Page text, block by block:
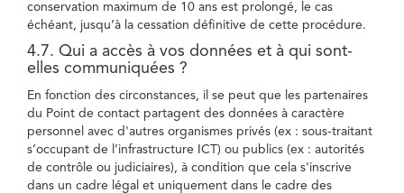
conservation maximum de 10 ans est prolongé, le cas
échéant, jusqu’à la cessation définitive de cette procédure.
4.7. Qui a accès à vos données et à qui sont-
elles communiquées ?
En fonction des circonstances, il se peut que les partenaires
du Point de contact partagent des données à caractère
personnel avec d'autres organismes privés (ex : sous-traitant
s’occupant de l’infrastructure ICT) ou publics (ex : autorités
de contrôle ou judiciaires), à condition que cela s'inscrive
dans un cadre légal et uniquement dans le cadre des